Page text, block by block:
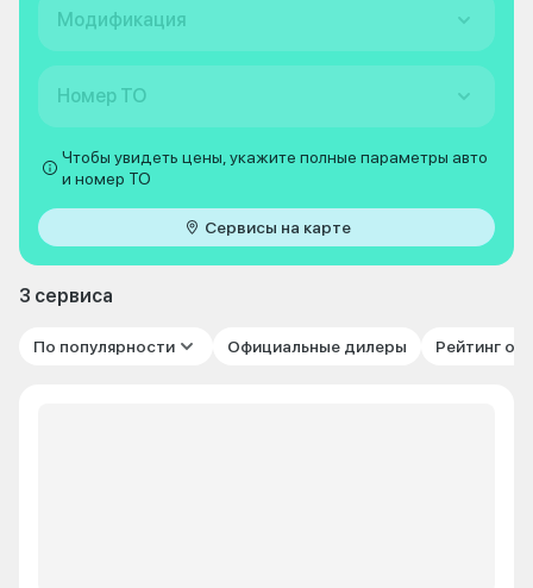
Модификация
Номер ТО
Чтобы увидеть цены, укажите полные параметры авто
и номер ТО
Сервисы на карте
3 сервиса
По популярности Официальные дилеры Рейтинг